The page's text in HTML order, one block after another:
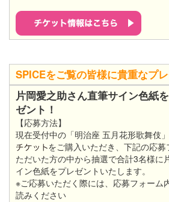
SPICEをご覧の皆様に貴重なプ
片岡愛之助さん直筆サイン色紙
ゼント！
【応募方法】
現在受付中の「明治座 五月花形歌舞伎
をご購入いただき、下記の応
ただいた方の中から抽選で合計3名様に
イン色紙をプレゼントいたします。
※ご応募いただく際には、応募フォーム
読みください